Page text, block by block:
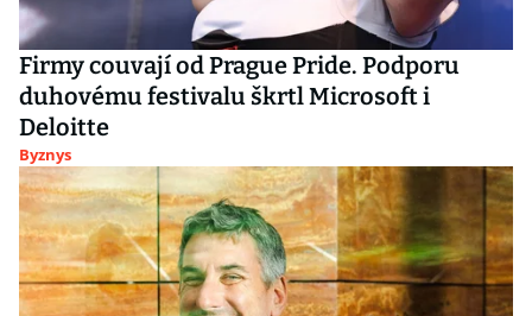
Firmy couvají od Prague Pride. Podporu
duhovému festivalu škrtl Microsoft i
Deloitte
Byznys